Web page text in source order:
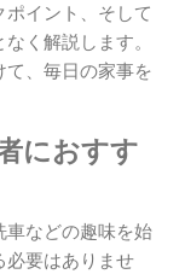
イント、そして
く解説します。
て、毎日の家事を
におすす
車などの趣味を始
必要はありませ